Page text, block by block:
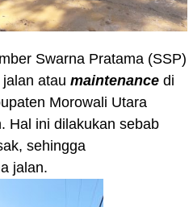
Swarna Pratama (SSP)
atau maintenance di
Morowali Utara
Hal ini dilakukan sebab
sehingga
jalan.